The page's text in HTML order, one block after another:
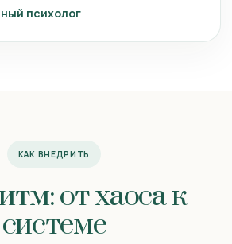
психолог
КАК ВНЕДРИТЬ
от хаоса к
системе